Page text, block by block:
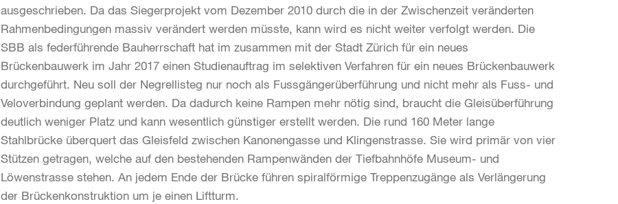
ausgeschrieben. Da das Siegerprojekt vom Dezember 2010 durch die in der Zwischenzeit veränderten
Rahmenbedingungen massiv verändert werden müsste, kann wird es nicht weiter verfolgt werden. Die
SBB als federführende Bauherrschaft hat im zusammen mit der Stadt Zürich für ein neues
Brückenbauwerk im Jahr 2017 einen Studienauftrag im selektiven Verfahren für ein neues Brückenbauwerk
durchgeführt. Neu soll der Negrellisteg nur noch als Fussgängerüberführung und nicht mehr als Fuss- und
Veloverbindung geplant werden. Da dadurch keine Rampen mehr nötig sind, braucht die Gleisüberführung
deutlich weniger Platz und kann wesentlich günstiger erstellt werden. Die rund 160 Meter lange
Stahlbrücke überquert das Gleisfeld zwischen Kanonengasse und Klingenstrasse. Sie wird primär von vier
Stützen getragen, welche auf den bestehenden Rampenwänden der Tiefbahnhöfe Museum- und
Löwenstrasse stehen. An jedem Ende der Brücke führen spiralförmige Treppenzugänge als Verlängerung
der Brückenkonstruktion um je einen Liftturm.